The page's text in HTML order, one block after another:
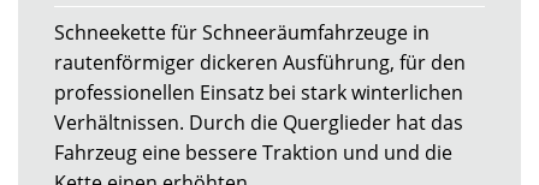
Schneekette für Schneeräumfahrzeuge in
rautenförmiger dickeren Ausführung, für den
professionellen Einsatz bei stark winterlichen
Verhältnissen. Durch die Querglieder hat das
Fahrzeug eine bessere Traktion und und die